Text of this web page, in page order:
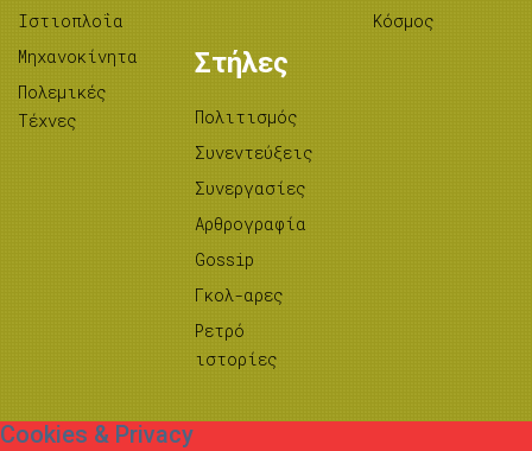
Ιστιοπλοΐα
Μηχανοκίνητα
Πολεμικές
Τέχνες
Κόσμος
Στήλες
Πολιτισμός
Συνεντεύξεις
Συνεργασίες
Αρθρογραφία
Gossip
Γκολ-αρες
Ρετρό
ιστορίες
Cookies & Privacy